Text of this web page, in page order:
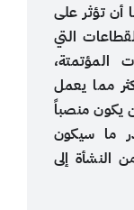
أن تؤثر على
التي
المؤتمتة،
مما يعمل
يكون منصباً
ما سيكون
النشأة إلى